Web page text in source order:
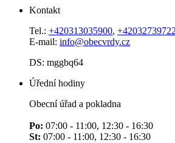
Kontakt
Tel.: +420313035900,
E-mail: info@obecvrdy.cz
DS: mggbq64
Úřední hodiny
Obecní úřad a pokladna
Po: 07:00 - 11:00, 12:30 - 16:30
St: 07:00 - 11:00, 12:30 - 16:30